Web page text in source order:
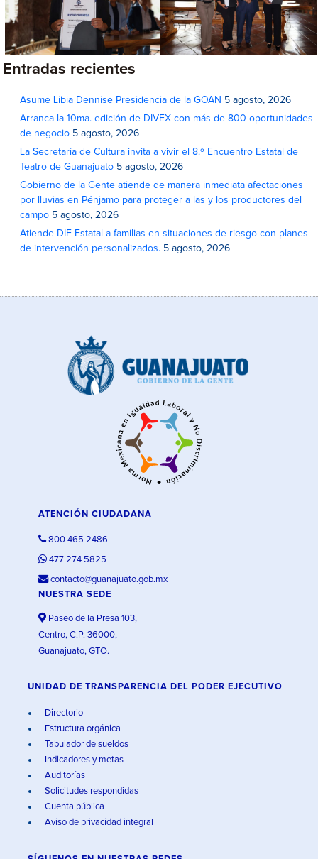
Entradas recientes
Asume Libia Dennise Presidencia de la GOAN 5 agosto, 2026
Arranca la 10ma. edición de DIVEX con más de 800 oportunidades
de negocio 5 agosto, 2026
La Secretaría de Cultura invita a vivir el 8.º Encuentro Estatal de
Teatro de Guanajuato 5 agosto, 2026
Gobierno de la Gente atiende de manera inmediata afectaciones
por lluvias en Pénjamo para proteger a las y los productores del
campo 5 agosto, 2026
Atiende DIF Estatal a familias en situaciones de riesgo con planes
de intervención personalizados. 5 agosto, 2026
ATENCIÓN CIUDADANA
800 465 2486
477 274 5825
contacto@guanajuato.gob.mx
NUESTRA SEDE
Paseo de la Presa 103,
Centro, C.P. 36000,
Guanajuato, GTO.
UNIDAD DE TRANSPARENCIA DEL PODER EJECUTIVO
Directorio
Estructura orgánica
Tabulador de sueldos
Indicadores y metas
Auditorías
Solicitudes respondidas
Cuenta pública
Aviso de privacidad integral